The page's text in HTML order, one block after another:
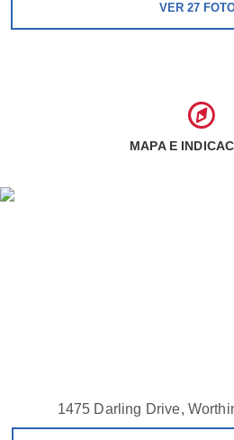
VER 27
MAPA E
1475 Darling Drive,